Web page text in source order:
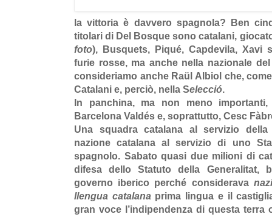
la vittoria è davvero spagnola? Ben
titolari di Del Bosque sono catalani,
foto), Busquets, Piqué, Capdevila, Xavi
furie rosse, ma anche nella nazionale
consideriamo anche Raü l Albiol che,
Catalani e, perciò, nella Selecció.
In panchina, ma non meno
Barcelona Valdés e, soprattutto, Cesc
Una squadra catalana al servizio della
nazione catalana al servizio di uno
spagnolo. Sabato quasi due milioni di
difesa dello Statuto della Generalitat,
governo iberico perché considerava
llengua catalana prima lingua e il
gran voce l’indipendenza di questa terra